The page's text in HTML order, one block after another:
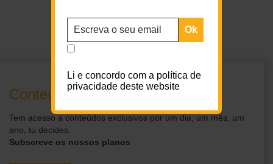
Conteúdos exclusivos para ti
Tem acesso a conteúdos exclusivos por um dia, um mês, um
ano, tu decides.
Subscreve os nossos planos
Li e concordo com a política de
privacidade deste website